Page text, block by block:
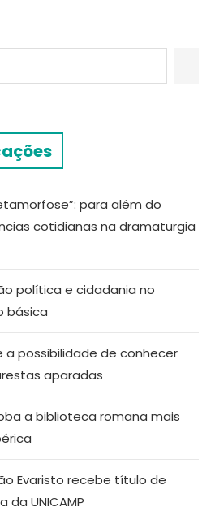
para além do
cotidianas na dramaturgia
política e cidadania no
básica
a possibilidade de conhecer
aparadas
a biblioteca romana mais
Evaristo recebe título de
da UNICAMP